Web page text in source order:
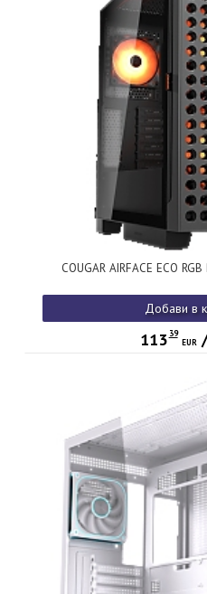
COUGAR AIRFACE ECO
Добави в
113 39
EUR